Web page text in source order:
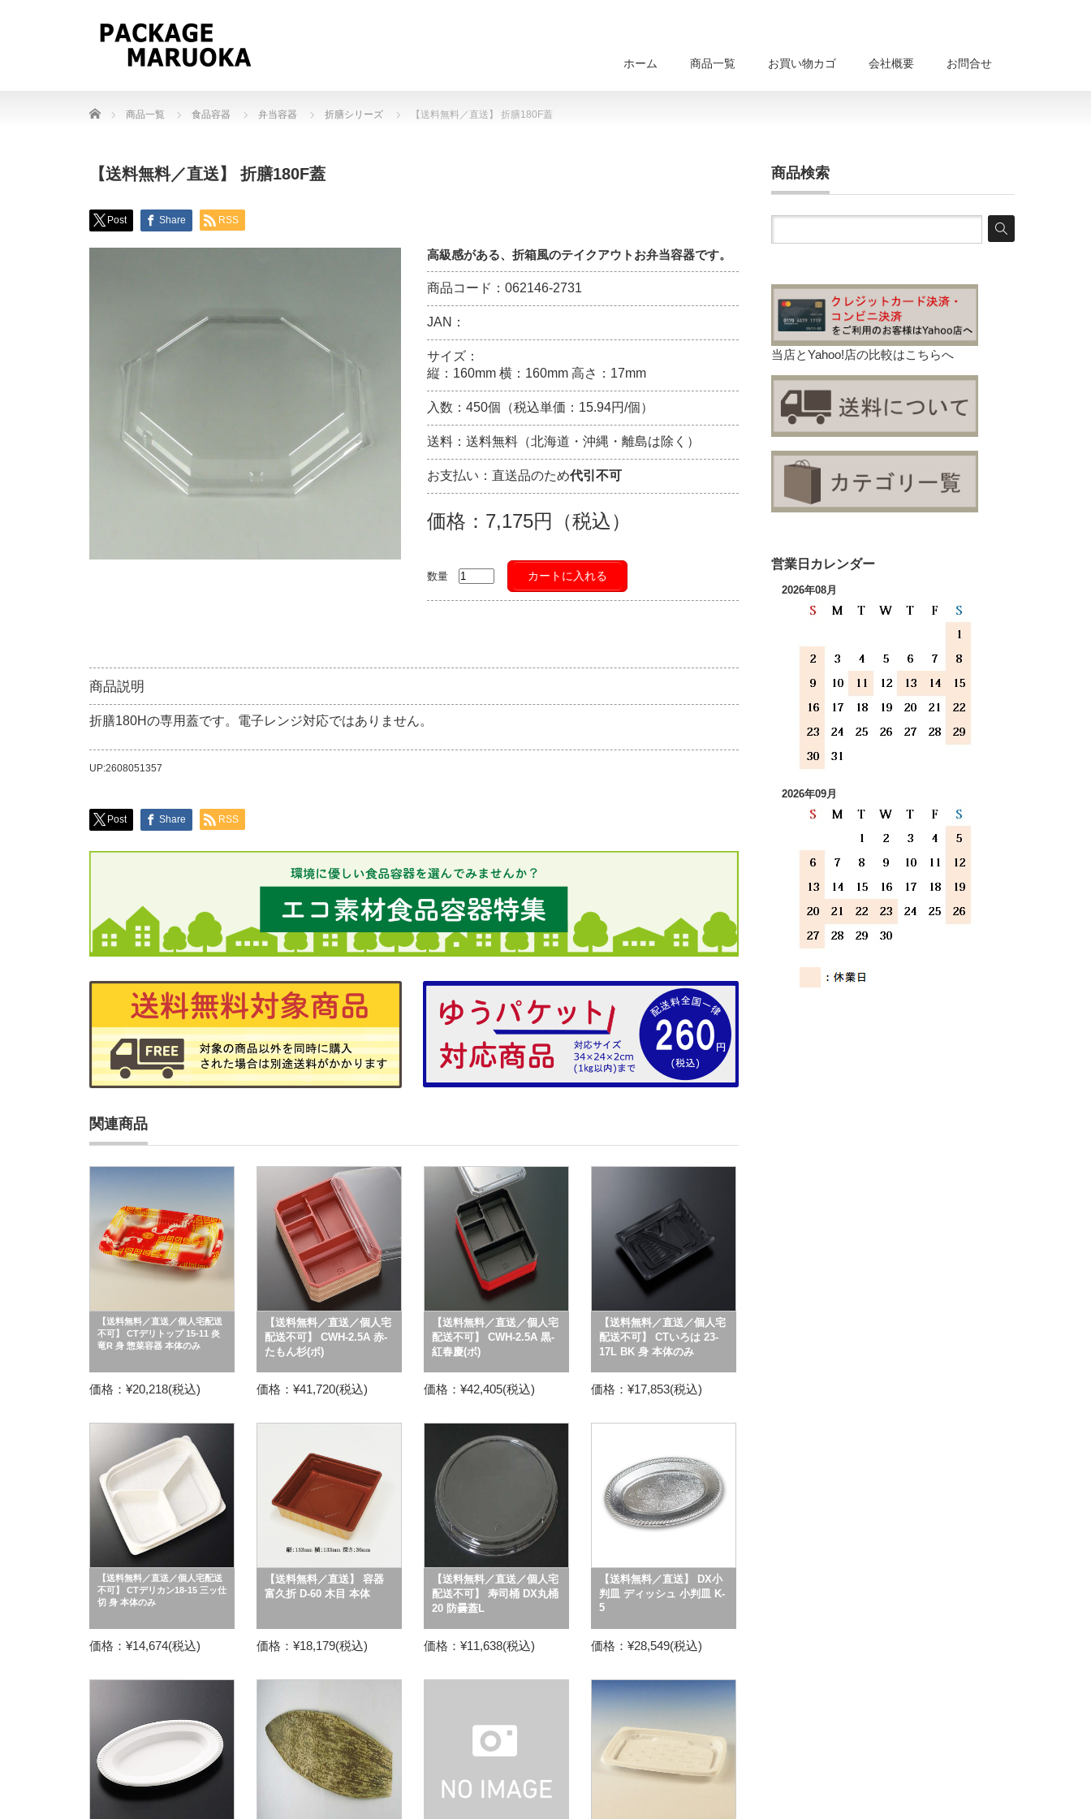
ホーム 商品一覧 お買い物カゴ 会社概要 お問合せ
Home 商品一覧 食品容器 弁当容器 折膳シリーズ 【送料無料／直送】 折膳180F蓋
【送料無料／直送】 折膳180F蓋
Post Share RSS
高級感がある、折箱風のテイクアウトお弁当容器です。
商品コード：062146-2731
JAN：
サイズ：
縦：160mm 横：160mm 高さ：17mm
入数：450個（税込単価：15.94円/個）
送料：送料無料（北海道・沖縄・離島は除く）
お支払い：直送品のため代引不可
価格：7,175円（税込）
数量 カートに入れる
商品説明
折膳180Hの専用蓋です。電子レンジ対応ではありません。
UP:2608051357
Post Share RSS
関連商品
【送料無料／直送／個人宅配送
不可】 CTデリトップ 15-11 炎
竜R 身 惣菜容器 本体のみ
価格：¥20,218(税込)
【送料無料／直送／個人宅
配送不可】 CWH-2.5A 赤-
たもん杉(ボ)
価格：¥41,720(税込)
【送料無料／直送／個人宅
配送不可】 CWH-2.5A 黒-
紅春慶(ボ)
価格：¥42,405(税込)
【送料無料／直送／個人宅
配送不可】 CTいろは 23-
17L BK 身 本体のみ
価格：¥17,853(税込)
【送料無料／直送／個人宅配送
不可】 CTデリカン18-15 三ッ仕
切 身 本体のみ
価格：¥14,674(税込)
【送料無料／直送】 容器
富久折 D-60 木目 本体
価格：¥18,179(税込)
【送料無料／直送／個人宅
配送不可】 寿司桶 DX丸桶
20 防曇蓋L
価格：¥11,638(税込)
【送料無料／直送】 DX小
判皿 ディッシュ 小判皿 K-
5
価格：¥28,549(税込)
商品検索
当店とYahoo!店の比較はこちらへ
営業日カレンダー
2026年08月
2026年09月